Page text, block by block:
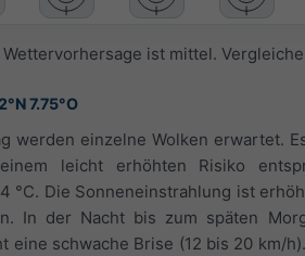
ist mittel.
7.75°O
werden einzelne Wolken erwartet.
leicht erhöhten Risiko
°C. Die Sonneneinstrahlung ist
In der Nacht bis zum späten
eine schwache Brise (12 bis 20 km/